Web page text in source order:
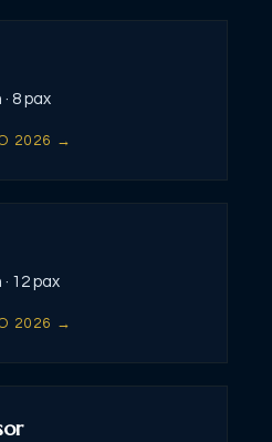
8 pax
2026 →
12 pax
2026 →